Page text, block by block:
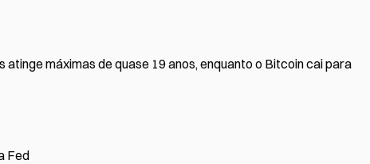
máximas de quase 19 anos, enquanto o Bitcoin cai para
Fed